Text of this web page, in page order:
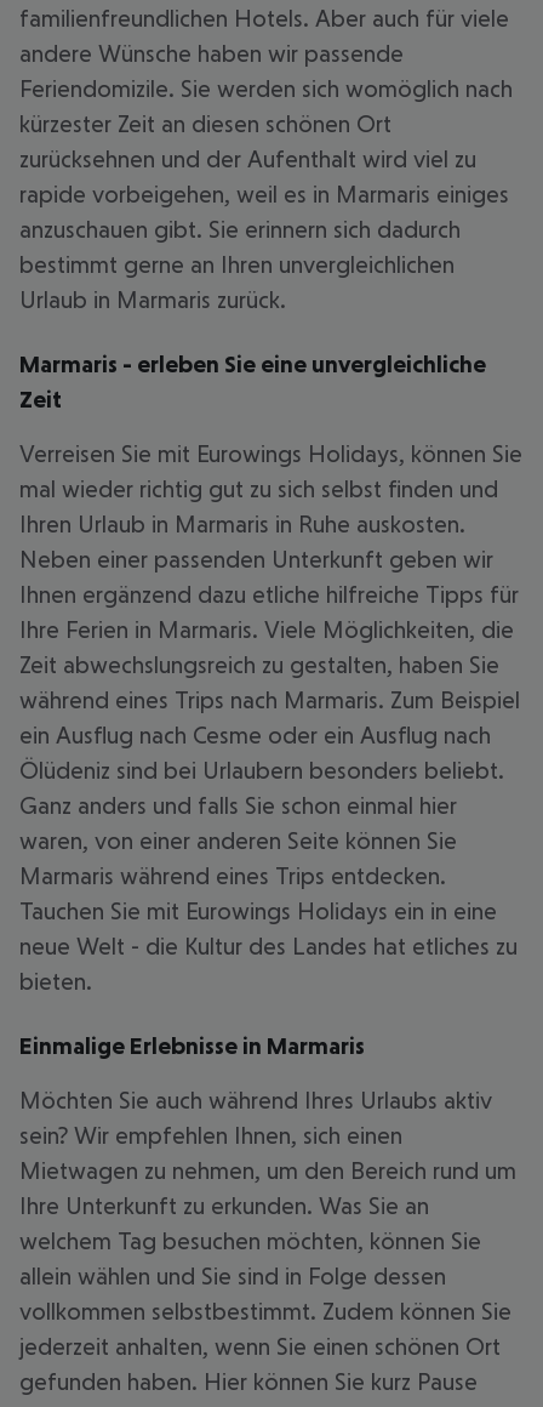
familienfreundlichen Hotels. Aber auch für viele
andere Wünsche haben wir passende
Feriendomizile. Sie werden sich womöglich nach
kürzester Zeit an diesen schönen Ort
zurücksehnen und der Aufenthalt wird viel zu
rapide vorbeigehen, weil es in Marmaris einiges
anzuschauen gibt. Sie erinnern sich dadurch
bestimmt gerne an Ihren unvergleichlichen
Urlaub in Marmaris zurück.
Marmaris - erleben Sie eine unvergleichliche
Zeit
Verreisen Sie mit Eurowings Holidays, können Sie
mal wieder richtig gut zu sich selbst finden und
Ihren Urlaub in Marmaris in Ruhe auskosten.
Neben einer passenden Unterkunft geben wir
Ihnen ergänzend dazu etliche hilfreiche Tipps für
Ihre Ferien in Marmaris. Viele Möglichkeiten, die
Zeit abwechslungsreich zu gestalten, haben Sie
während eines Trips nach Marmaris. Zum Beispiel
ein Ausflug nach Cesme oder ein Ausflug nach
Ölüdeniz sind bei Urlaubern besonders beliebt.
Ganz anders und falls Sie schon einmal hier
waren, von einer anderen Seite können Sie
Marmaris während eines Trips entdecken.
Tauchen Sie mit Eurowings Holidays ein in eine
neue Welt - die Kultur des Landes hat etliches zu
bieten.
Einmalige Erlebnisse in Marmaris
Möchten Sie auch während Ihres Urlaubs aktiv
sein? Wir empfehlen Ihnen, sich einen
Mietwagen zu nehmen, um den Bereich rund um
Ihre Unterkunft zu erkunden. Was Sie an
welchem Tag besuchen möchten, können Sie
allein wählen und Sie sind in Folge dessen
vollkommen selbstbestimmt. Zudem können Sie
jederzeit anhalten, wenn Sie einen schönen Ort
gefunden haben. Hier können Sie kurz Pause